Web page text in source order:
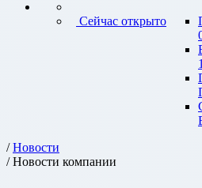
Сейчас открыто
/Новости
/ Новости компании